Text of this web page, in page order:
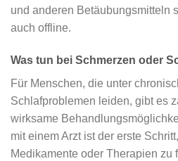
und anderen Betäubungsmitteln
auch offline.
Was tun bei Schmerzen oder
Für Menschen, die unter
Schlafproblemen leiden, gibt es
wirksame
mit einem Arzt ist der erste
Medikamente oder Therapien zu